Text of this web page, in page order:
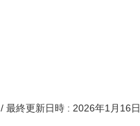
/ 最終更新日時 : 2026年1月16日